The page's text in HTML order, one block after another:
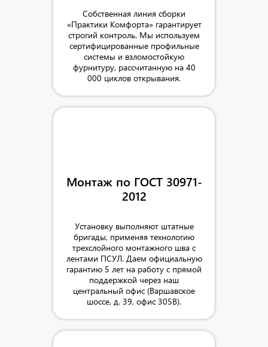
Собственная линия сборки
«Практики Комфорта» гарантирует
строгий контроль. Мы используем
сертифицированные профильные
системы и взломостойкую
фурнитуру, рассчитанную на 40
000 циклов открывания.
Монтаж по ГОСТ 30971-
2012
Установку выполняют штатные
бригады, применяя технологию
трехслойного монтажного шва с
лентами ПСУЛ. Даем официальную
гарантию 5 лет на работу с прямой
поддержкой через наш
центральный офис (Варшавское
шоссе, д. 39, офис 305В).